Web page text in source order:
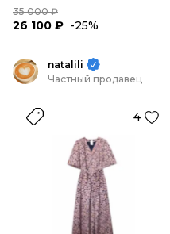
35 000 ₽
26 100 ₽ -25%
natalili
Частный продавец
4